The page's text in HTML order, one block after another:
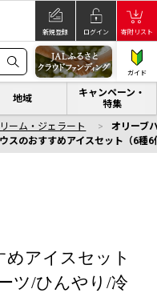
新規登録 ログイン 寄附リスト
ガイド
地域
キャンペーン・
特集
ーム・ジェラート
オリーブ
スのおすすめアイスセット（6
アイスセット
ツ/ひんやり/冷